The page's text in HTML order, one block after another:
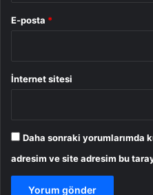
E-posta *
İnternet sitesi
Daha sonraki yorumlarımda
adresim ve site adresim bu